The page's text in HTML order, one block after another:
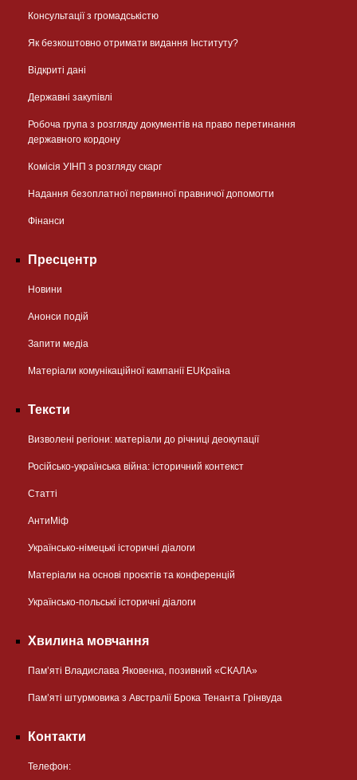
Консультації з громадськістю
Як безкоштовно отримати видання Інституту?
Відкриті дані
Державні закупівлі
Робоча група з розгляду документів на право перетинання
державного кордону
Комісія УІНП з розгляду скарг
Надання безоплатної первинної правничої допомогти
Фінанси
Пресцентр
Новини
Анонси подій
Запити медіа
Матеріали комунікаційної кампанії EUКраїна
Тексти
Визволені регіони: матеріали до річниці деокупації
Російсько-українська війна: історичний контекст
Статті
АнтиМіф
Українсько-німецькі історичні діалоги
Матеріали на основі проєктів та конференцій
Українсько-польські історичні діалоги
Хвилина мовчання
Пам’яті Владислава Яковенка, позивний «СКАЛА»
Пам’яті штурмовика з Австралії Брока Тенанта Грінвуда
Контакти
Телефон: